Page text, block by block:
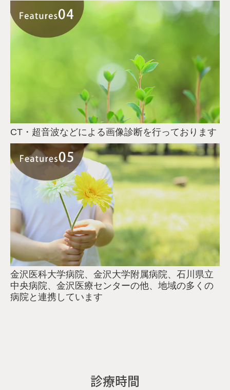
CT・超音波などによる画像診断を行っております
金沢医科大学病院、金沢大学附属病院、石川県立
中央病院、金沢医療センターの他、地域の多くの
病院と連携しています
診療時間